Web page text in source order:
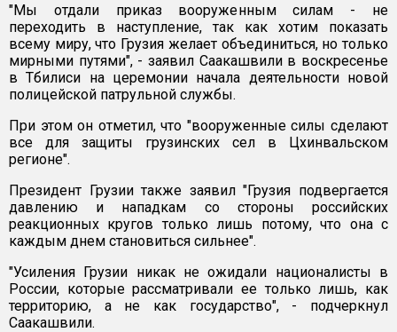
"Мы отдали приказ вооруженным силам - не
переходить в наступление, так как хотим показать
всему миру, что Грузия желает объединиться, но только
мирными путями", - заявил Саакашвили в воскресенье
в Тбилиси на церемонии начала деятельности новой
полицейской патрульной службы.
При этом он отметил, что "вооруженные силы сделают
все для защиты грузинских сел в Цхинвальском
регионе".
Президент Грузии также заявил "Грузия подвергается
давлению и нападкам со стороны российских
реакционных кругов только лишь потому, что она с
каждым днем становиться сильнее".
"Усиления Грузии никак не ожидали националисты в
России, которые рассматривали ее только лишь, как
территорию, а не как государство", - подчеркнул
Саакашвили.